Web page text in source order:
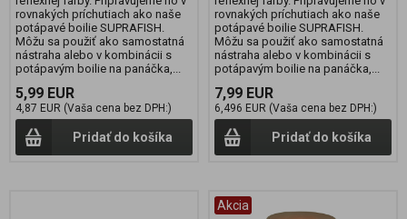
rovnakých príchutiach ako naše
potápavé boilie SUPRAFISH.
Môžu sa použiť ako samostatná
nástraha alebo v kombinácii s
potápavým boilie na panáčka,...
5,99 EUR
4,87 EUR (Vaša cena bez DPH:)
Pridať do košíka
rovnakých príchutiach ako naše
potápavé boilie SUPRAFISH.
Môžu sa použiť ako samostatná
nástraha alebo v kombinácii s
potápavým boilie na panáčka,...
7,99 EUR
6,496 EUR (Vaša cena bez DPH:)
Pridať do košíka
Akcia